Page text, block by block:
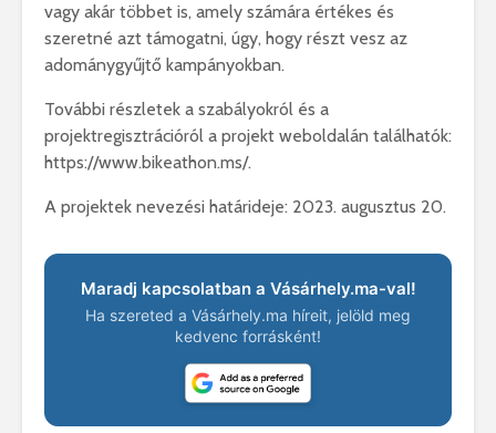
vagy akár többet is, amely számára értékes és
szeretné azt támogatni, úgy, hogy részt vesz az
adománygyűjtő kampányokban.
További részletek a szabályokról és a
projektregisztrációról a projekt weboldalán találhatók:
https://www.bikeathon.ms/.
A projektek nevezési határideje: 2023. augusztus 20.
Maradj kapcsolatban a Vásárhely.ma-val!
Ha szereted a Vásárhely.ma híreit, jelöld meg
kedvenc forrásként!